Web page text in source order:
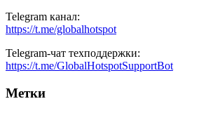
Telegram канал:
https://t.me/globalhotspot
Telegram-чат техподдержки:
https://t.me/GlobalHotspotSupportBot
Метки